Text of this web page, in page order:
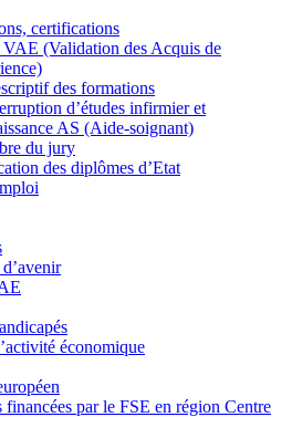
certifications
(Validation des Acquis de
des formations
d’études infirmier et
AS (Aide-soignant)
du jury
des diplômes d’Etat
économique
par le FSE en région Centre